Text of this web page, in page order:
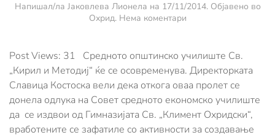
Напишал/ла Јаковлева Лионела на 17/11/2014. Објавено во
Охрид. Нема коментариза
училиште
Св.
„Кирил
и
Методиј“
ќе
Post Views: 31 Средното општинско училиште Св.
„Кирил и Методиј“ ќе се осовременува. Директорката
Славица Костоска вели дека откога оваа пролет се
донела одлука на Совет средното економско училиште
да се издвои од Гимназијата Св. „Климент Охридски“,
вработените се зафатиле со активности за создавање